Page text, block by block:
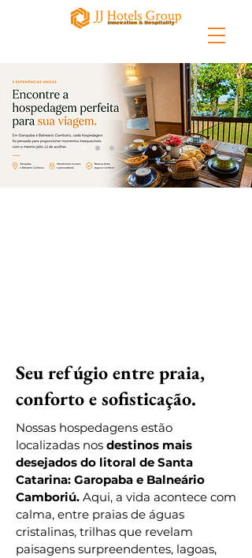
Seu refúgio entre praia,
conforto e sofisticação.
Nossas hospedagens estão
localizadas nos destinos mais
desejados do litoral de Santa
Catarina: Garopaba e Balneário
Camboriú. Aqui, a vida acontece com
calma, entre praias de águas
cristalinas, trilhas que revelam
paisagens surpreendentes, lagoas,